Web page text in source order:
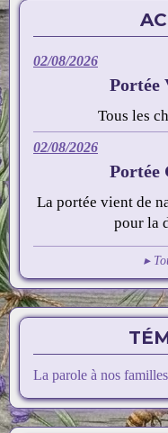
02/08/2026
Portée
Tous les
02/08/2026
Portée
La portée vient de
pour la
▸
La parole à nos